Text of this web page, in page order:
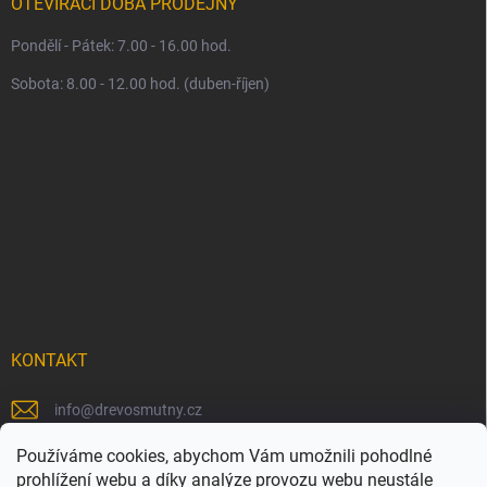
Používáme cookies, abychom Vám umožnili pohodlné
prohlížení webu a díky analýze provozu webu neustále
OTEVÍRACÍ DOBA PRODEJNY
Pondělí - Pátek: 7.00 - 16.00 hod.
Sobota: 8.00 - 12.00 hod. (duben-říjen)
KONTAKT
info@drevosmutny.cz
+420 725 710 840